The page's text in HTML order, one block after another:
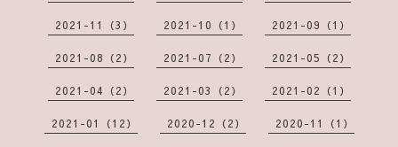
2021-11（3） 2021-10（1） 2021-09（1）
2021-08（2） 2021-07（2） 2021-05（2）
2021-04（2） 2021-03（2） 2021-02（1）
2021-01（12） 2020-12（2） 2020-11（1）